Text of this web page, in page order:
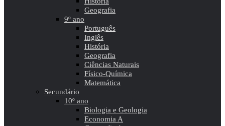
Geografia
9º ano
Português
Inglês
História
Geografia
Ciências Naturais
Físico-Química
Matemática
Secundário
10º ano
Biologia e Geologia
Economia A